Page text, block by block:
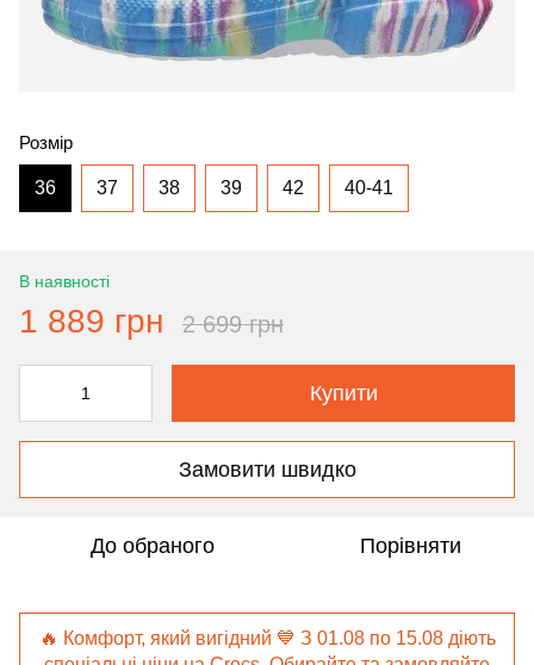
Розмір
36 37 38 39 42 40-41
В наявності
1 889 грн 2 699 грн
Купити
Замовити швидко
До обраного Порівняти
🔥 Комфорт, який вигідний 💙 З 01.08 по 15.08 діють